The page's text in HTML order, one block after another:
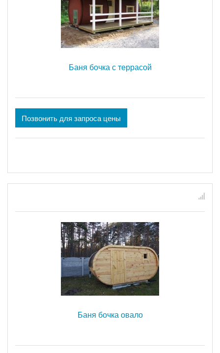
Баня бочка с террасой
Позвонить для запроса цены
Баня бочка овало